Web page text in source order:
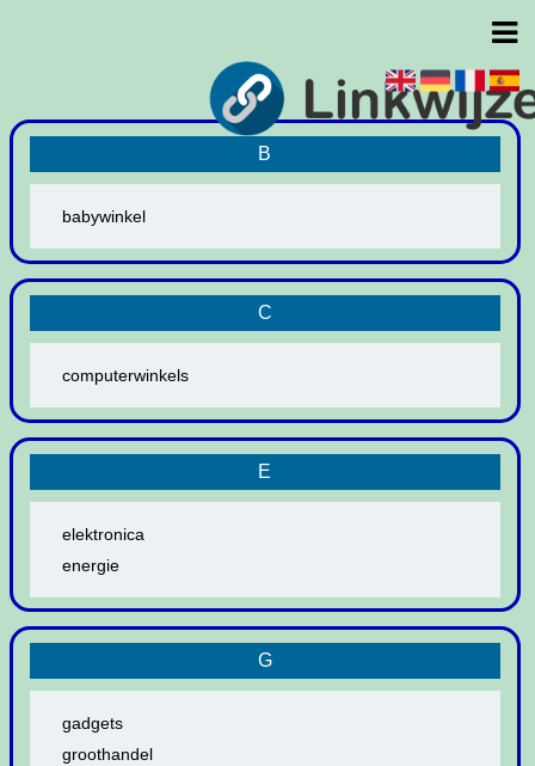
B
babywinkel
C
computerwinkels
E
elektronica
energie
G
gadgets
groothandel